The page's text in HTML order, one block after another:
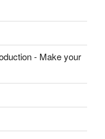
- Make your